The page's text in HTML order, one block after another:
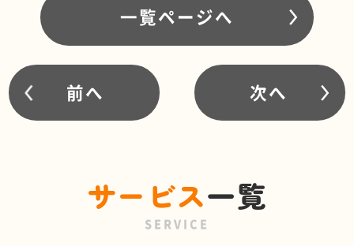
前へ
一覧ページへ
次へ
サービス一覧
SERVICE